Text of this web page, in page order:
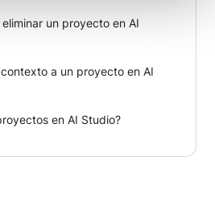
un proyecto en AI
a un proyecto en AI
en AI Studio?